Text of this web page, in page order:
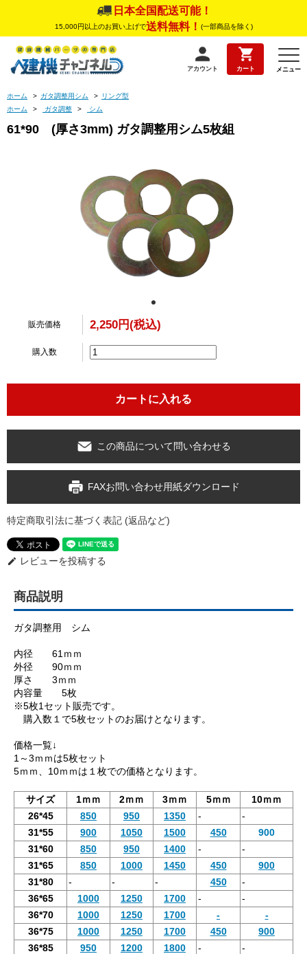
日本全国配送可能！
15,000円以上のお買い上げで送料無料！ (一部商品を除く)
アカウント カート メニュー
ホーム > ガタ調整用シム >
リング型
ホーム
> ガタ調整 > シム
61*90 (厚さ3mm) ガタ調整用シム5枚組
販売価格 2,250円(税込)
購入数
この商品について問い合わせる
FAXお問い合わせ用紙ダウンロード
特定商取引法に基づく表記 (返品など)
edit レビューを投稿する
商品説明
ガタ調整用 シム
内径 61ｍｍ
外径 90ｍｍ
厚さ 3ｍｍ
内容量 5枚
※5枚1セット販売です。
購入数１で5枚セットのお届けとなります。
価格一覧↓
1～3ｍｍは5枚セット
5ｍｍ、10ｍｍは１枚での価格となります。
サイズ 1ｍｍ 2ｍｍ 3ｍｍ 5ｍｍ
10ｍｍ
26*45
850 950 1350 -
-
31*55
900 1050 1500 450
900
31*60
850 950 1400 -
-
31*65
850 1000 1450 450
900
31*80
- - - 450
-
36*65
1000 1250 1700 -
-
36*70
1000 1250 1700 -
-
36*75
1000 1250 1700 450
900
36*85
950 1200 1800 -
-